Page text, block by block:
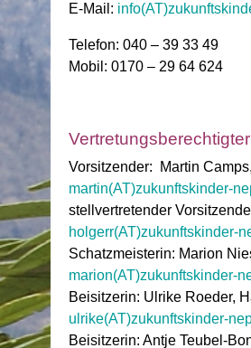
E-Mail:
Telefon: 040 – 39 33 49
Mobil: 0170 – 29 64 624
Vorsitzender: Martin
martin(AT)zukunftskinder-
stellvertretender
holgerr(AT)zukunftskinder-
Schatzmeisterin: Marion
marion(AT)zukunftskinder-
Beisitzerin: Ulrike Roeder,
ulrike(AT)zukunftskinder-
Beisitzerin: Antje Teubel-